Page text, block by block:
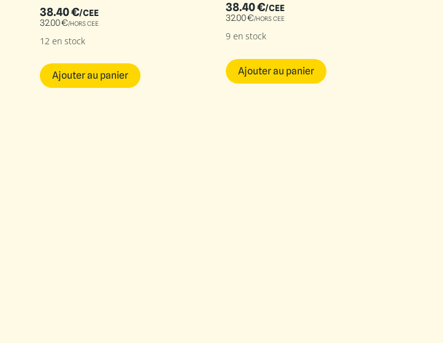
38.40€/CEE
32.00€/HORS CEE
12 en stock
Ajouter au panier
38.40€/CEE
32.00€/HORS CEE
9 en stock
Ajouter au panier